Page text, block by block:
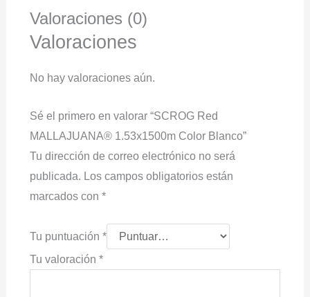
Valoraciones (0)
Valoraciones
No hay valoraciones aún.
Sé el primero en valorar “SCROG Red
MALLAJUANA® 1.53x1500m Color Blanco”
Tu dirección de correo electrónico no será
publicada. Los campos obligatorios están
marcados con *
Tu puntuación *
Tu valoración *